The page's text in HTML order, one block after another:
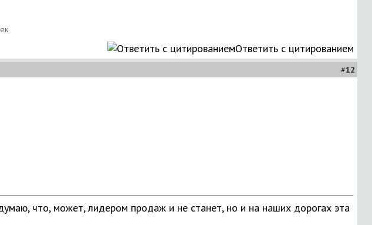
Ответить с цитированием
#12
что, может, лидером продаж и не станет, но и на наших дорогах эта